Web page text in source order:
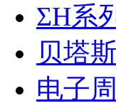
ΣH系
贝塔
电子